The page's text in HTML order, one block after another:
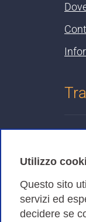
Utilizzo
Questo sito
servizi ed
decidere se